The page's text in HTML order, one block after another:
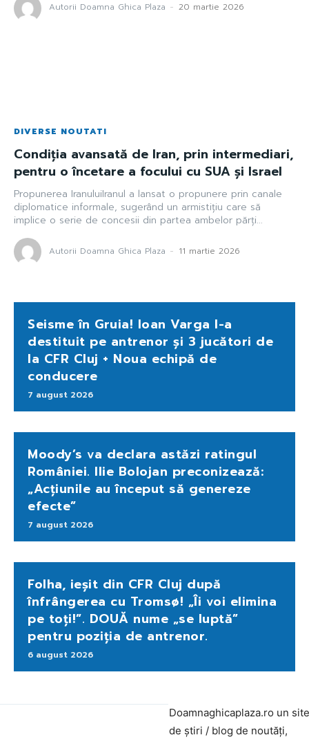
Autorii Doamna Ghica Plaza - 20 martie 2026
DIVERSE NOUTATI
Condiția avansată de Iran, prin intermediari,
pentru o încetare a focului cu SUA și Israel
Propunerea IranuluiIranul a lansat o propunere prin canale
diplomatice informale, sugerând un armistițiu care să
implice o serie de concesii din partea ambelor părți...
Autorii Doamna Ghica Plaza - 11 martie 2026
Seisme în Gruia! Ioan Varga l-a
destituit pe antrenor și 3 jucători de
la CFR Cluj + Noua echipă de
conducere
7 august 2026
Moody’s va declara astăzi ratingul
României. Ilie Bolojan preconizează:
„Acțiunile au început să genereze
efecte”
7 august 2026
Folha, ieșit din CFR Cluj după
înfrângerea cu Tromsø! „Îi voi elimina
pe toți!”. DOUĂ nume „se luptă”
pentru poziția de antrenor.
6 august 2026
Doamnaghicaplaza.ro un site
de știri / blog de noutăți,